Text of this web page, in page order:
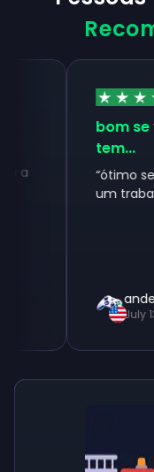
bom se
tem...
ótimo se
um trabalho
andersjal
July 13, 2026